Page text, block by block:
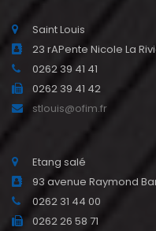
Saint Louis
23 rAPente Nicole La
0262 39 41 41
0262 39 41 42
stlouis@ofim.fr
Etang salé
93 avenue Raymond
0262 31 44 00
0262 26 58 71